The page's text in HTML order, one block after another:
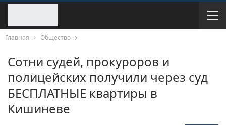
Главная Общество
Сотни судей, прокуроров и
полицейских получили через суд
БЕСПЛАТНЫЕ квартиры в
Кишиневе